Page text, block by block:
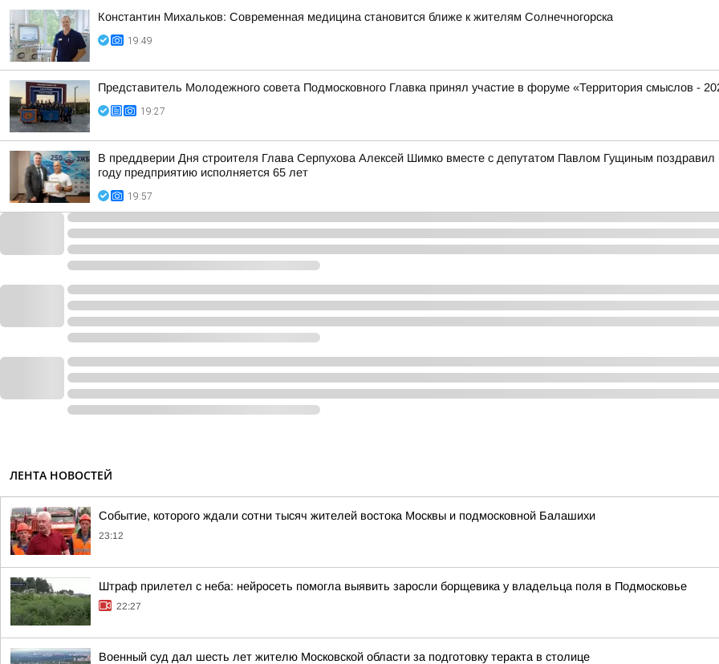
Константин Михальков: Современная медицина становится ближе к жителям Солнечногорска
19:49
Представитель Молодежного совета Подмосковного Главка принял участие в форуме «Территория смыслов -
19:27
В преддверии Дня строителя Глава Серпухова Алексей Шимко вместе с депутатом Павлом Гущиным
году предприятию исполняется 65 лет
19:57
ЛЕНТА НОВОСТЕЙ
Событие, которого ждали сотни тысяч жителей востока Москвы и подмосковной Балашихи
23:12
Штраф прилетел с неба: нейросеть помогла выявить заросли борщевика у владельца поля в Подмосковье
22:27
Военный суд дал шесть лет жителю Московской области за подготовку теракта в столице